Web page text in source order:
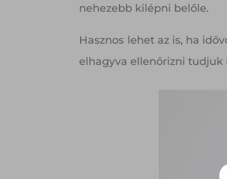
nehezebb kilépni belőle.
Hasznos lehet az is, ha
elhagyva ellenőrizni